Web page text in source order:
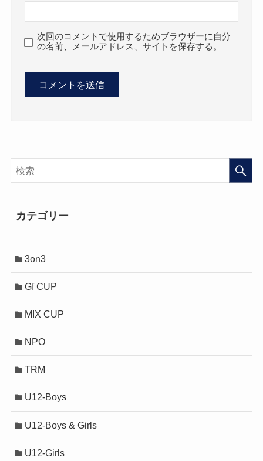
次回のコメントで使用するためブラウザーに自分
の名前、メールアドレス、サイトを保存する。
カテゴリー
3on3
Gf CUP
MIX CUP
NPO
TRM
U12-Boys
U12-Boys & Girls
U12-Girls